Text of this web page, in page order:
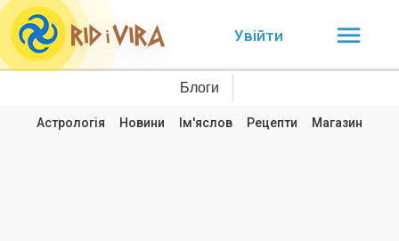
Увійти
Блоги
Астрологія Новини Ім'яслов Рецепти Магазин